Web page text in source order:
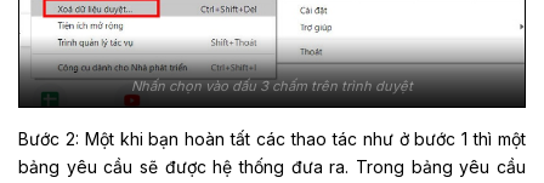
Nhấn chọn vào dấu 3 chấm trên trình duyệt
Bước 2: Một khi bạn hoàn tất các thao tác như ở bước 1 thì một
bảng yêu cầu sẽ được hệ thống đưa ra. Trong bảng yêu cầu